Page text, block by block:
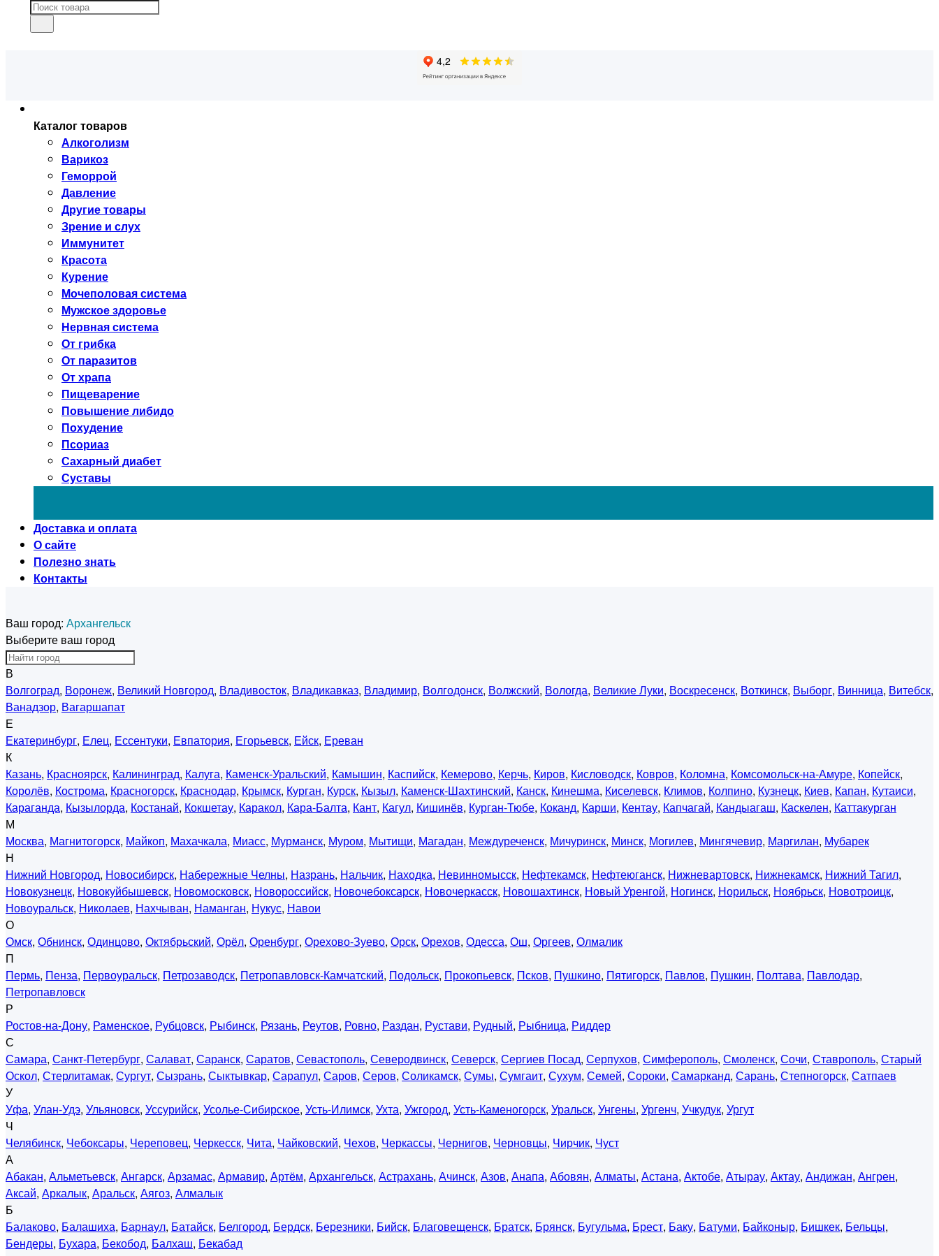
Каталог товаров
Алкоголизм
Варикоз
Геморрой
Давление
Другие товары
Зрение и слух
Иммунитет
Красота
Курение
Мочеполовая система
Мужское здоровье
Нервная система
От грибка
От паразитов
От храпа
Пищеварение
Повышение либидо
Похудение
Псориаз
Сахарный диабет
Суставы
Доставка и оплата
О сайте
Полезно знать
Контакты
Ваш город: Архангельск
Выберите ваш город
В
Волгоград, Воронеж, Великий Новгород, Владивосток, Владикавказ, Владимир, Волгодонск, Волжский, Вологда, Великие Луки, Воскресенск, Воткинск, Выборг, Винница, Витебск,
Ванадзор, Вагаршапат
Е
Екатеринбург, Елец, Ессентуки, Евпатория, Егорьевск, Ейск, Ереван
К
Казань, Красноярск, Калининград, Калуга, Каменск-Уральский, Камышин, Каспийск, Кемерово, Керчь, Киров, Кисловодск, Ковров, Коломна, Комсомольск-на-Амуре, Копейск,
Королёв, Кострома, Красногорск, Краснодар, Крымск, Курган, Курск, Кызыл, Каменск-Шахтинский, Канск, Кинешма, Киселевск, Климов, Колпино, Кузнецк, Киев, Капан, Кутаиси,
Караганда, Кызылорда, Костанай, Кокшетау, Каракол, Кара-Балта, Кант, Кагул, Кишинёв, Курган-Тюбе, Коканд, Карши, Кентау, Капчагай, Кандыагаш, Каскелен, Каттакурган
М
Москва, Магнитогорск, Майкоп, Махачкала, Миасс, Мурманск, Муром, Мытищи, Магадан, Междуреченск, Мичуринск, Минск, Могилев, Мингячевир, Маргилан, Мубарек
Н
Нижний Новгород, Новосибирск, Набережные Челны, Назрань, Нальчик, Находка, Невинномысск, Нефтекамск, Нефтеюганск, Нижневартовск, Нижнекамск, Нижний Тагил,
Новокузнецк, Новокуйбышевск, Новомосковск, Новороссийск, Новочебоксарск, Новочеркасск, Новошахтинск, Новый Уренгой, Ногинск, Норильск, Ноябрьск, Новотроицк,
Новоуральск, Николаев, Нахчыван, Наманган, Нукус, Навои
О
Омск, Обнинск, Одинцово, Октябрьский, Орёл, Оренбург, Орехово-Зуево, Орск, Орехов, Одесса, Ош, Оргеев, Олмалик
П
Пермь, Пенза, Первоуральск, Петрозаводск, Петропавловск-Камчатский, Подольск, Прокопьевск, Псков, Пушкино, Пятигорск, Павлов, Пушкин, Полтава, Павлодар,
Петропавловск
Р
Ростов-на-Дону, Раменское, Рубцовск, Рыбинск, Рязань, Реутов, Ровно, Раздан, Рустави, Рудный, Рыбница, Риддер
С
Самара, Санкт-Петербург, Салават, Саранск, Саратов, Севастополь, Северодвинск, Северск, Сергиев Посад, Серпухов, Симферополь, Смоленск, Сочи, Ставрополь, Старый
Оскол, Стерлитамак, Сургут, Сызрань, Сыктывкар, Сарапул, Саров, Серов, Соликамск, Сумы, Сумгаит, Сухум, Семей, Сороки, Самарканд, Сарань, Степногорск, Сатпаев
У
Уфа, Улан-Удэ, Ульяновск, Уссурийск, Усолье-Сибирское, Усть-Илимск, Ухта, Ужгород, Усть-Каменогорск, Уральск, Унгены, Ургенч, Учкудук, Ургут
Ч
Челябинск, Чебоксары, Череповец, Черкесск, Чита, Чайковский, Чехов, Черкассы, Чернигов, Черновцы, Чирчик, Чуст
А
Абакан, Альметьевск, Ангарск, Арзамас, Армавир, Артём, Архангельск, Астрахань, Ачинск, Азов, Анапа, Абовян, Алматы, Астана, Актобе, Атырау, Актау, Андижан, Ангрен,
Аксай, Аркалык, Аральск, Аягоз, Алмалык
Б
Балаково, Балашиха, Барнаул, Батайск, Белгород, Бердск, Березники, Бийск, Благовещенск, Братск, Брянск, Бугульма, Брест, Баку, Батуми, Байконыр, Бишкек, Бельцы,
Бендеры, Бухара, Бекобод, Балхаш, Бекабад